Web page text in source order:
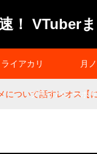
！ VTuber
ライアカリ 月
プライバシーポ
について話すレオス